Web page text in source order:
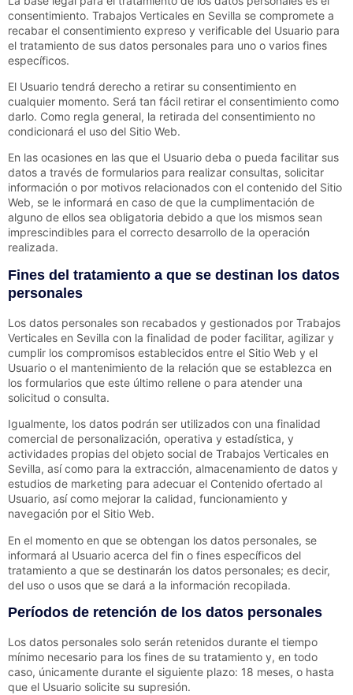
consentimiento. Trabajos Verticales en Sevilla se compromete a
recabar el consentimiento expreso y verificable del Usuario para
el tratamiento de sus datos personales para uno o varios fines
específicos.
El Usuario tendrá derecho a retirar su consentimiento en
cualquier momento. Será tan fácil retirar el consentimiento como
darlo. Como regla general, la retirada del consentimiento no
condicionará el uso del Sitio Web.
En las ocasiones en las que el Usuario deba o pueda facilitar sus
datos a través de formularios para realizar consultas, solicitar
información o por motivos relacionados con el contenido del Sitio
Web, se le informará en caso de que la cumplimentación de
alguno de ellos sea obligatoria debido a que los mismos sean
imprescindibles para el correcto desarrollo de la operación
realizada.
Fines del tratamiento a que se destinan los datos
personales
Los datos personales son recabados y gestionados por Trabajos
Verticales en Sevilla con la finalidad de poder facilitar, agilizar y
cumplir los compromisos establecidos entre el Sitio Web y el
Usuario o el mantenimiento de la relación que se establezca en
los formularios que este último rellene o para atender una
solicitud o consulta.
Igualmente, los datos podrán ser utilizados con una finalidad
comercial de personalización, operativa y estadística, y
actividades propias del objeto social de Trabajos Verticales en
Sevilla, así como para la extracción, almacenamiento de datos y
estudios de marketing para adecuar el Contenido ofertado al
Usuario, así como mejorar la calidad, funcionamiento y
navegación por el Sitio Web.
En el momento en que se obtengan los datos personales, se
informará al Usuario acerca del fin o fines específicos del
tratamiento a que se destinarán los datos personales; es decir,
del uso o usos que se dará a la información recopilada.
Períodos de retención de los datos personales
Los datos personales solo serán retenidos durante el tiempo
mínimo necesario para los fines de su tratamiento y, en todo
caso, únicamente durante el siguiente plazo: 18 meses, o hasta
que el Usuario solicite su supresión.